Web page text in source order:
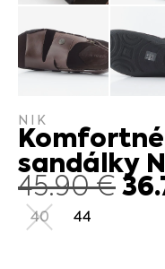
NIK
sandálky
45.90€
40 44